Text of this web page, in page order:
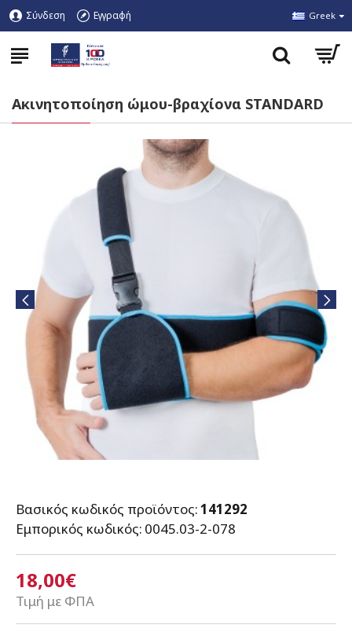
Σύνδεση Εγγραφή Greek
Ακινητοποίηση ώμου-βραχίονα STANDARD
18,00€
Τιμή με ΦΠΑ
Βασικός κωδικός προϊόντος:141292
Εμπορικός κωδικός: 0045.03-2-078